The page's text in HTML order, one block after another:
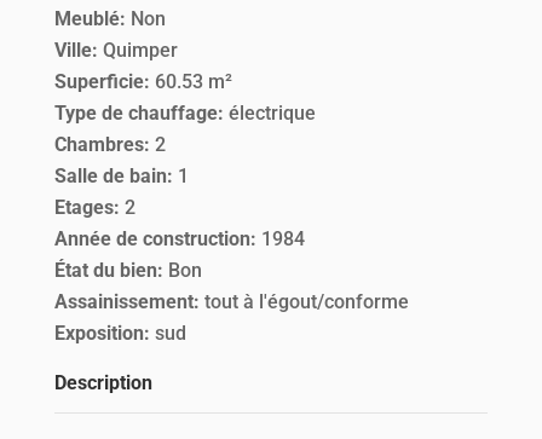
Meublé: Non
Ville: Quimper
Superficie: 60.53 m²
Type de chauffage: électrique
Chambres: 2
Salle de bain: 1
Etages: 2
Année de construction: 1984
État du bien: Bon
Assainissement: tout à l'égout/conforme
Exposition: sud
Description